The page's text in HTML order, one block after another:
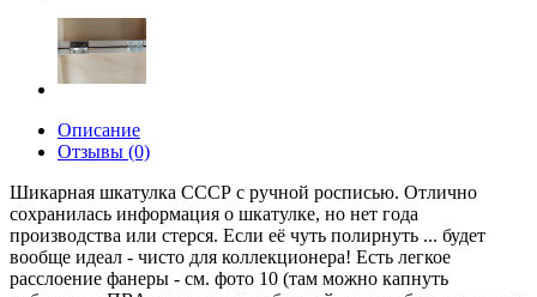
Описание
Отзывы (0)
Шикарная шкатулка СССР с ручной росписью. Отлично
сохранилась информация о шкатулке, но нет года
производства или стерся. Если её чуть полирнуть ... будет
вообще идеал - чисто для коллекционера! Есть легкое
расслоение фанеры - см. фото 10 (там можно капнуть